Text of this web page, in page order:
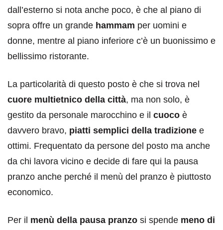
dall’esterno si nota anche poco, è che al piano di
sopra offre un grande hammam per uomini e
donne, mentre al piano inferiore c’è un buonissimo e
bellissimo ristorante.
La particolarità di questo posto è che si trova nel
cuore multietnico della città, ma non solo, è
gestito da personale marocchino e il cuoco è
davvero bravo, piatti semplici della tradizione e
ottimi. Frequentato da persone del posto ma anche
da chi lavora vicino e decide di fare qui la pausa
pranzo anche perché il menù del pranzo è piuttosto
economico.
Per il menù della pausa pranzo si spende meno di